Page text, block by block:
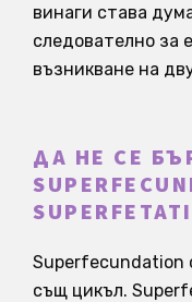
винаги става
следователно за
възникване на
ДА НЕ СЕ
Superfecundation
същ цикъл.